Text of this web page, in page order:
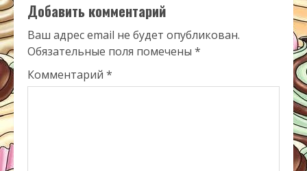
Добавить комментарий
Ваш адрес email не будет опубликован.
Обязательные поля помечены *
Комментарий *